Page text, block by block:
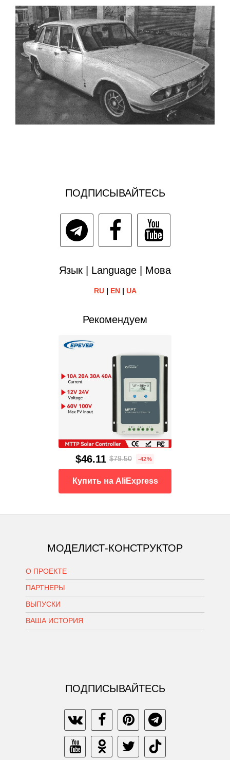
ПОДПИСЫВАЙТЕСЬ
Язык | Language | Мова
RU| EN| UA
Рекомендуем
$46.11 $79.50 -42%
Купить на AliExpress
МОДЕЛИСТ-КОНСТРУКТОР
О ПРОЕКТЕ
ПАРТНЕРЫ
ВЫПУСКИ
ВАША ИСТОРИЯ
ПОДПИСЫВАЙТЕСЬ